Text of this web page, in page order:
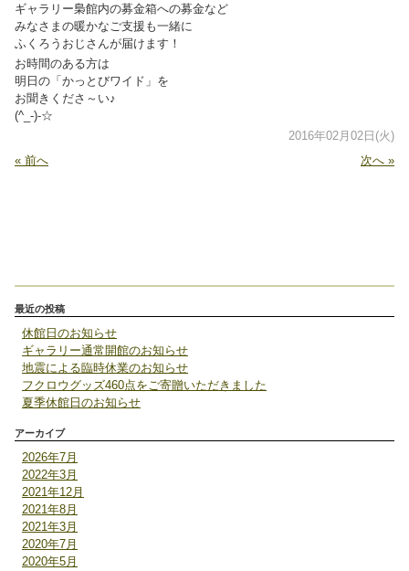
ギャラリー梟館内の募金箱への募金など
みなさまの暖かなご支援も一緒に
ふくろうおじさんが届けます！
お時間のある方は
明日の「かっとびワイド」を
お聞きくださ～い♪
(^_-)-☆
2016年02月02日(火)
« 前へ
次へ »
最近の投稿
休館日のお知らせ
ギャラリー通常開館のお知らせ
地震による臨時休業のお知らせ
フクロウグッズ460点をご寄贈いただきました
夏季休館日のお知らせ
アーカイブ
2026年7月
2022年3月
2021年12月
2021年8月
2021年3月
2020年7月
2020年5月